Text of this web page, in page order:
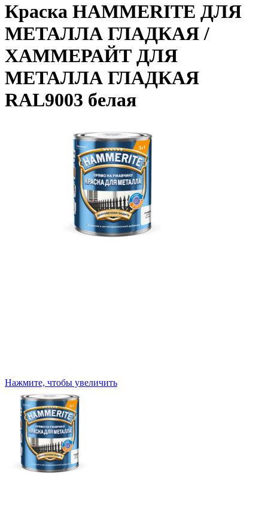
–
9630 ₽
Краска HAMMERITE ДЛЯ
МЕТАЛЛА ГЛАДКАЯ /
ХАММЕРАЙТ ДЛЯ
МЕТАЛЛА ГЛАДКАЯ
RAL9003 белая
Нажмите, чтобы увеличить